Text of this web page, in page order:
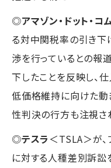
◎アマゾン・ドット・コ
る対中関税率の引き下
渉を行っているとの報
下したことを反映し、
低価格維持に向けた動
性判決の行方も注視さ
◎テスラ ＜TSLA＞が
に対する人種差別訴訟